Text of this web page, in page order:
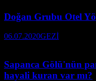
Doğan Grubu Otel
06.07.2020GEZİ
Sapanca Gölü'nün
hayali kuran var mı?